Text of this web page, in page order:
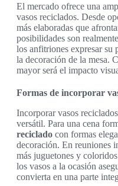
El mercado ofrece una
vasos reciclados. Desde
más elaboradas que
posibilidades son
los anfitriones expresar su
la decoración de la mesa.
mayor será el impacto
Formas de incorporar
Incorporar vasos
versátil. Para una cena
reciclado con formas
decoración. En reuniones
más juguetones y
los vasos a la ocasión
convierta en una parte